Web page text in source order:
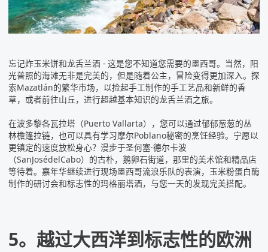
忘记炸玉米饼和龙舌兰酒 - 这是您不知道您需要的墨西哥。当然，阳
光普照的海滩无非是完美的，但是随着公主，冒险变得更加深入。探
索Mazatlán的繁华市场，以捡起手工制作的手工艺品和新鲜的香
草，或者前往山丘，进行超越基本知识的龙舌兰酒之旅。
在波多黎各瓦拉塔（Puerto Vallarta），您可以通过郁郁葱葱的丛
林檐篷拉链，也可以具有学习摩尔Poblano秘密的烹饪经验。宁愿以
更镇定的速度放松身心？漫步于圣何塞·德尔卡波
（SanJosédelCabo）的古朴，鹅卵石街道，那里的美术馆和精品店
等待着。嘉年华继续进行现场墨西哥流浪乐队的表演，玉米粉蛋白酶
制作的研讨会和标志性的玛格丽塔酒，与您一天的发现完美搭配。
5。越过大西洋到标志性的欧洲